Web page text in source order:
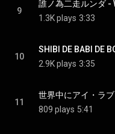
9
1.3K plays 3:33
10
SHIBI DE BABI DE
2.9K plays 3:35
11
809 plays 5:41